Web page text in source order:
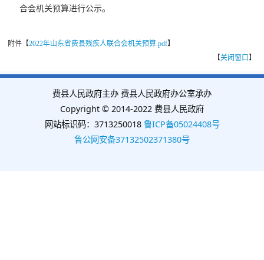
合会机关预算进行公示。
附件【2022年山东省费县残疾人联合会机关预算.pdf】
【关闭窗口】
费县人民政府主办 费县人民政府办公室承办
Copyright © 2014-2022 费县人民政府
网站标识码：3713250018 鲁ICP备05024408号
鲁公网安备37132502371380号